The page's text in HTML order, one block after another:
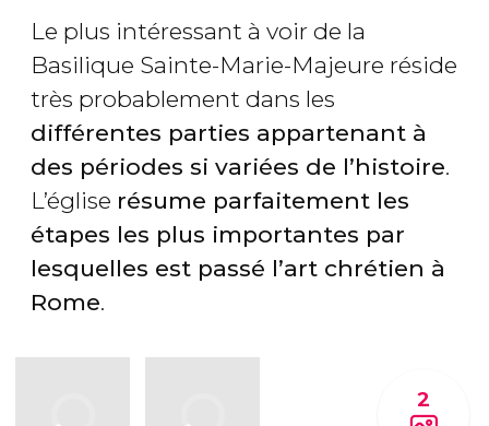
Le plus intéressant à voir de la
Basilique Sainte-Marie-Majeure réside
très probablement dans les
différentes parties appartenant à
des périodes si variées de l’histoire.
L’église résume parfaitement les
étapes les plus importantes par
lesquelles est passé l’art chrétien à
Rome.
2